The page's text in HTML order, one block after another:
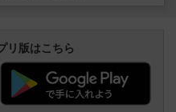
リ版はこちら